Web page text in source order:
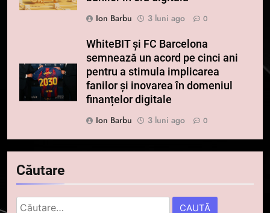
Ion Barbu
3 luni ago 0
WhiteBIT și FC Barcelona
semnează un acord pe cinci ani
pentru a stimula implicarea
fanilor și inovarea în domeniul
finanțelor digitale
Ion Barbu
3 luni ago 0
Căutare
Caută